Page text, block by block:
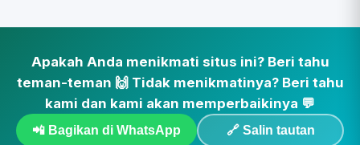
Apakah Anda menikmati situs ini? Beri tahu
teman-teman 🙌 Tidak menikmatinya? Beri tahu
kami dan kami akan memperbaikinya 💬
📲 Bagikan di WhatsApp 🔗 Salin tautan